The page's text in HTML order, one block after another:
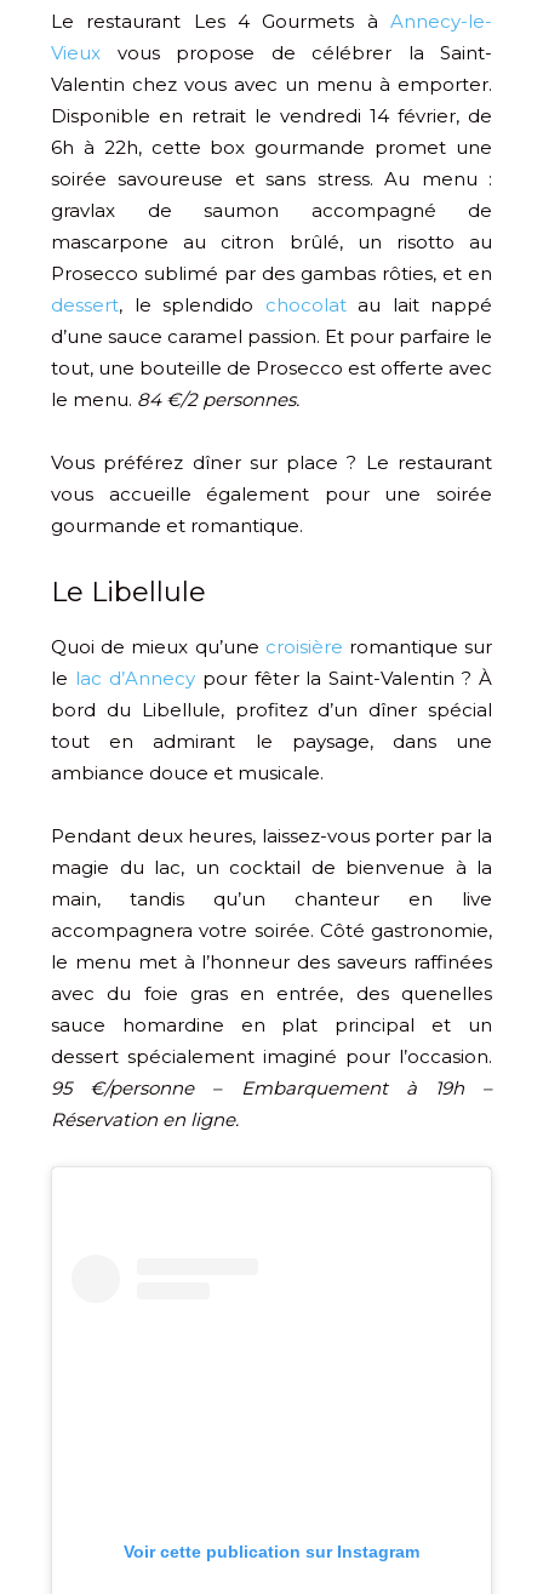
Le restaurant Les 4 Gourmets à Annecy-le-
Vieux vous propose de célébrer la Saint-
Valentin chez vous avec un menu à emporter.
Disponible en retrait le vendredi 14 février, de
6h à 22h, cette box gourmande promet une
soirée savoureuse et sans stress. Au menu :
gravlax de saumon accompagné de
mascarpone au citron brûlé, un risotto au
Prosecco sublimé par des gambas rôties, et en
dessert, le splendido chocolatau lait nappé
d’une sauce caramel passion. Et pour parfaire le
tout, une bouteille de Prosecco est offerte avec
le menu. 84 €/2 personnes.
Vous préférez dîner sur place ? Le restaurant
vous accueille également pour une soirée
gourmande et romantique.
Le Libellule
Quoi de mieux qu’une croisière romantique sur
le lac d’Annecypour fêter la Saint-Valentin ? À
bord du Libellule, profitez d’un dîner spécial
tout en admirant le paysage, dans une
ambiance douce et musicale.
Pendant deux heures, laissez-vous porter par la
magie du lac, un cocktail de bienvenue à la
main, tandis qu’un chanteur en live
accompagnera votre soirée. Côté gastronomie,
le menu met à l’honneur des saveurs raffinées
avec du foie gras en entrée, des quenelles
sauce homardine en plat principal et un
dessert spécialement imaginé pour l’occasion.
95 €/personne – Embarquement à 19h –
Réservation en ligne.
Voir cette publication sur Instagram